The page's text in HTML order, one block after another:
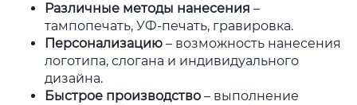
Различные методы нанесения –
тампопечать, УФ-печать, гравировка.
Персонализацию – возможность нанесения
логотипа, слогана и индивидуального
дизайна.
Быстрое производство – выполнение